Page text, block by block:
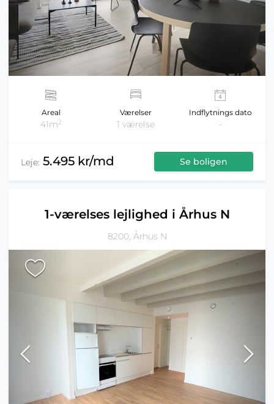
Areal
41m2
Værelser
1 værelse
Indflytnings dato
-
Leje: 5.495 kr/md Se boligen
1-værelses lejlighed i Århus N
8200, Århus N